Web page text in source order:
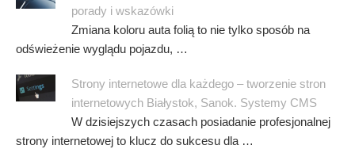
porady i wskazówki
Zmiana koloru auta folią to nie tylko sposób na
odświeżenie wyglądu pojazdu, …
Strony internetowe dla każdego – tworzenie stron
internetowych Białystok, Sanok. Systemy CMS
W dzisiejszych czasach posiadanie profesjonalnej
strony internetowej to klucz do sukcesu dla …